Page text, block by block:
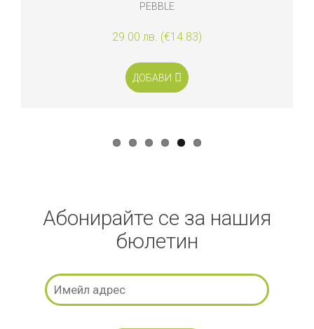
29.00 лв. (€14.83)
Абонирайте се за нашия
бюлетин